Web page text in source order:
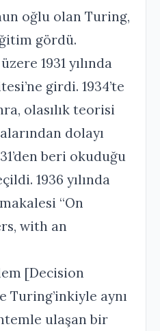
oğlu olan Turing,
gördü.
1931 yılında
girdi. 1934’te
olasılık teorisi
dolayı
beri okuduğu
1936 yılında
“On
with an
[Decision
Turing’inkiyle aynı
ulaşan bir